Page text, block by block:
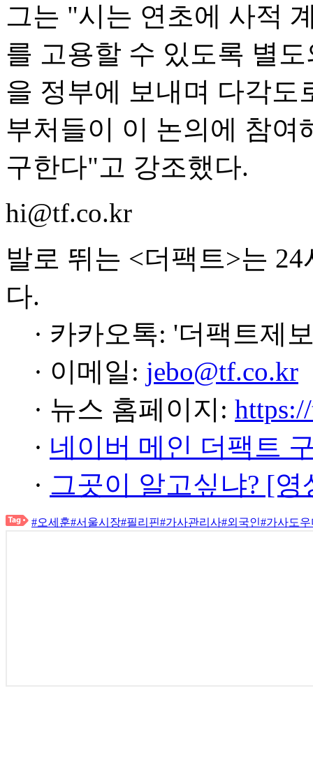
그는 "시는 연초에 사적
를 고용할 수 있도록 별
을 정부에 보내며 다각
부처들이 이 논의에 참여
구한다"고 강조했다.
hi@tf.co.kr
발로 뛰는 <더팩트>는
다.
· 카카오톡: '더팩트제
· 이메일: jebo@tf.co.kr
· 뉴스 홈페이지:
· 네이버 메인 더팩트
· 그곳이 알고싶냐? [
#오세훈#서울시장#필리핀#가사관리사#외국인#가사도우